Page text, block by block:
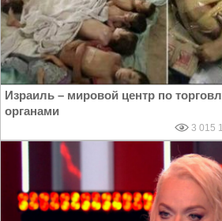
Израиль – мировой центр по
органами
3 015